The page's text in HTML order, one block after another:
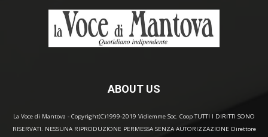
ABOUT US
La Voce di Mantova - Copyright(C)1999-2019 Vidiemme Soc. Coop TUTTI I DIRITTI SONO
RISERVATI. NESSUNA RIPRODUZIONE PERMESSA SENZA AUTORIZZAZIONE Direttore